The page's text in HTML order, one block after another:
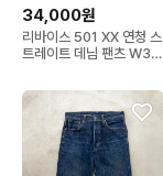
34,000원
리바이스 501 XX 연청 스
트레이트 데님 팬츠 W33